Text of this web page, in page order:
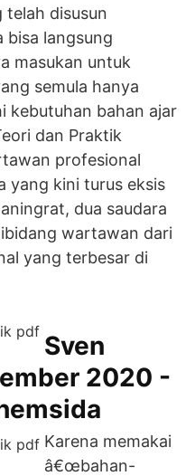
disusun
bisa langsung
masukan untuk
semula hanya
kebutuhan bahan ajar
dan Praktik
profesional
yang kini turus eksis
dua saudara
wartawan dari
yang terbesar di
Sven
2020 -
Karena memakai
â€œbahan-